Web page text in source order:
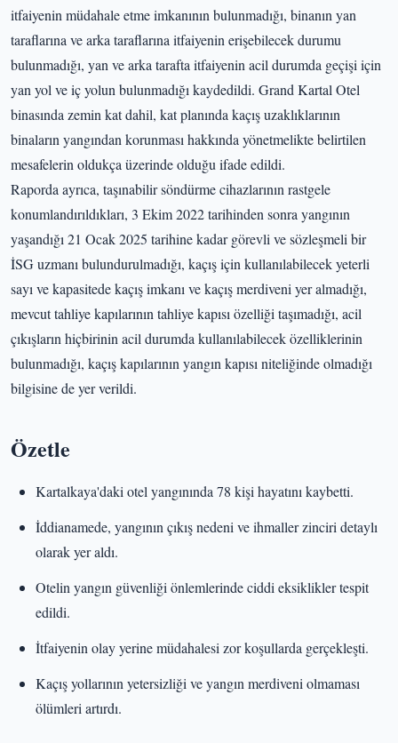
itfaiyenin müdahale etme imkanının bulunmadığı, binanın yan
taraflarına ve arka taraflarına itfaiyenin erişebilecek durumu
bulunmadığı, yan ve arka tarafta itfaiyenin acil durumda geçişi için
yan yol ve iç yolun bulunmadığı kaydedildi. Grand Kartal Otel
binasında zemin kat dahil, kat planında kaçış uzaklıklarının
binaların yangından korunması hakkında yönetmelikte belirtilen
mesafelerin oldukça üzerinde olduğu ifade edildi.
Raporda ayrıca, taşınabilir söndürme cihazlarının rastgele
konumlandırıldıkları, 3 Ekim 2022 tarihinden sonra yangının
yaşandığı 21 Ocak 2025 tarihine kadar görevli ve sözleşmeli bir
İSG uzmanı bulundurulmadığı, kaçış için kullanılabilecek yeterli
sayı ve kapasitede kaçış imkanı ve kaçış merdiveni yer almadığı,
mevcut tahliye kapılarının tahliye kapısı özelliği taşımadığı, acil
çıkışların hiçbirinin acil durumda kullanılabilecek özelliklerinin
bulunmadığı, kaçış kapılarının yangın kapısı niteliğinde olmadığı
bilgisine de yer verildi.
Özetle
Kartalkaya'daki otel yangınında 78 kişi hayatını kaybetti.
İddianamede, yangının çıkış nedeni ve ihmaller zinciri detaylı
olarak yer aldı.
Otelin yangın güvenliği önlemlerinde ciddi eksiklikler tespit
edildi.
İtfaiyenin olay yerine müdahalesi zor koşullarda gerçekleşti.
Kaçış yollarının yetersizliği ve yangın merdiveni olmaması
ölümleri artırdı.